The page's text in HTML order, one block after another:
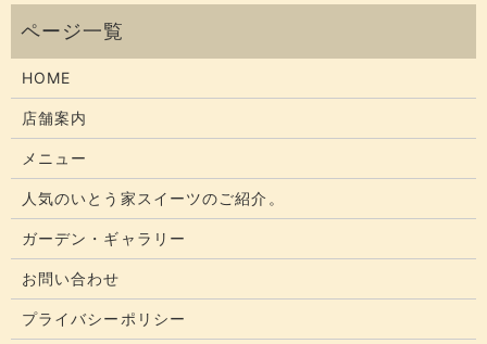
HOME
店舗案内
メニュー
人気のいとう家スイーツのご紹介。
ガーデン・ギャラリー
お問い合わせ
プライバシーポリシー